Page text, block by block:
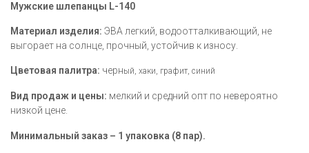
Мужские шлепанцы L-140
Материал изделия: ЭВА легкий, водоотталкивающий, не
выгорает на солнце, прочный, устойчив к износу.
Цветовая палитра: черный, хаки, графит, синий
Вид продаж и цены: мелкий и средний опт по невероятно
низкой цене.
Минимальный заказ – 1 упаковка (8 пар).